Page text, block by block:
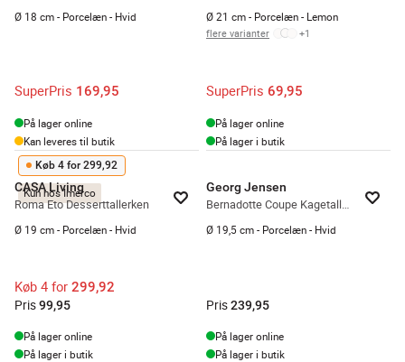
Ø 18 cm - Porcelæn - Hvid
SuperPris 169,95
På lager online
Kan leveres til butik
Ø 21 cm - Porcelæn - Lemon
flere varianter +1
SuperPris 69,95
På lager online
På lager i butik
Kun hos Imerco
Køb 4 for 299,92
CASA Living
Roma Eto Desserttallerken
Ø 19 cm - Porcelæn - Hvid
Køb 4 for 299,92
Pris99,95
På lager online
På lager i butik
Georg Jensen
Bernadotte Coupe Kagetallerken
Ø 19,5 cm - Porcelæn - Hvid
Pris239,95
På lager online
På lager i butik